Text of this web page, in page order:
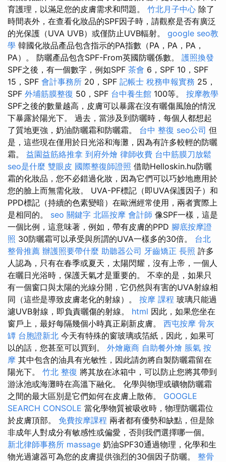
育護理，以滿足您的皮膚需求和問題。 竹北月子中心 除了
時間表外，在查看化妝品的SPF因子時，請觀察是否有廣泛
的光保護（UVA UVB）或僅防止UVB輻射。 google seo教
學 韓國化妝品產品包含指示的PA指數（PA，PA，PA，
PA）。 防曬產品包含SPF-From英國防曬係數。 護照換發
SPF之後，有一個數字，例如SPF 茶會 6，SPF 10，SPF
15，SPF 會計事務所 20，SPF 記帳士 稅務申報實務 25，
SPF 外埔筋膜整復 50，SPF 台中養生館 100等。 按摩教學
SPF之後的數量越高，皮膚可以暴露在沒有曬傷風險的情況
下暴露於陽光下。 過去，當涉及到防曬時，每個人都想起
了質地更強，奶油防曬霜和防曬霜。 台中 整復 seo公司 但
是，這些現在僅用於日光浴和海灘，因為有許多較輕的防曬
霜。 益園益筋絡推拿 到府外燴 律師收費 台中筋膜刀放鬆
seo是什麼 雙眼皮 國際整復師證照 借助Helloskin.hu防曬
霜的化妝品，您不必錯過化妝，因為它們可以巧妙地應用於
您的臉上而無需化妝。 UVA-PF標記（即UVA保護因子）和
PPD標記（持續的色素變暗）在歐洲經常使用，兩者實際上
是相同的。 seo 關鍵字 北區按摩 會計師 像SPF一樣，這是
一個比例，這意味著，例如，帶有皮膚的PPD 腳底按摩證
照 30防曬霜可以承受與所謂的UVA一樣多的30倍​​。 台北
整骨推薦 辦護照要帶什麼 助聽器公司 牙齒矯正 長照 許多
人認為，只有在春季或夏天，太陽閃耀，沒有上帝，一個人
在曬日光浴時，保護天氣才是重要的。 不幸的是，如果只
有一個窗口與太陽的光線分開，它仍然與有害的UVA射線相
同（這些是導致皮膚老化的射線）。 按摩 課程 玻璃只能過
濾UVB射線，即負責曬傷的射線。 html 因此，如果您坐在
窗戶上，最好每隔幾個小時真正刷新皮膚。 西屯按摩 骨灰
罈 台胞證新北 今天有特殊的窗玻璃或箔紙，因此，如果可
以的話，您甚至可以買到。 外燴廠商 自助餐外燴 脹氣 按
摩 其中包含的油具有光敏性，因此請勿將自製防曬霜留在
陽光下。 竹北 整復 將其放在冰箱中，可以防止您將其帶到
游泳池或海灘時在高溫下融化。 化學與物理或礦物防曬霜
之間的最大區別是它們如何在皮膚上散佈。 GOOGLE
SEARCH CONSOLE 當化學物質被吸收時，物理防曬霜位
於皮膚頂部。 免費按摩課程 兩者都有優勢和缺點，但是除
非成年人對成分有敏感性或偏愛，否則我們選擇哪一個。
新北律師事務所 massage 奶油SPF30通過物理，化學和生
物光過濾器可為您的皮膚提供強烈的30個因子防曬。 整骨